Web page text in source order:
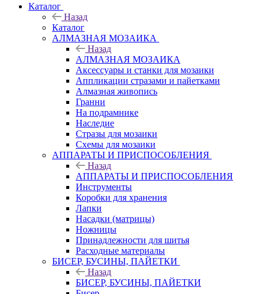
Каталог
Назад
Каталог
АЛМАЗНАЯ МОЗАИКА
Назад
АЛМАЗНАЯ МОЗАИКА
Аксессуары и станки для мозаики
Аппликации стразами и пайетками
Алмазная живопись
Гранни
На подрамнике
Наследие
Стразы для мозаики
Схемы для мозаики
АППАРАТЫ И ПРИСПОСОБЛЕНИЯ
Назад
АППАРАТЫ И ПРИСПОСОБЛЕНИЯ
Инструменты
Коробки для хранения
Лапки
Насадки (матрицы)
Ножницы
Принадлежности для шитья
Расходные материалы
БИСЕР, БУСИНЫ, ПАЙЕТКИ
Назад
БИСЕР, БУСИНЫ, ПАЙЕТКИ